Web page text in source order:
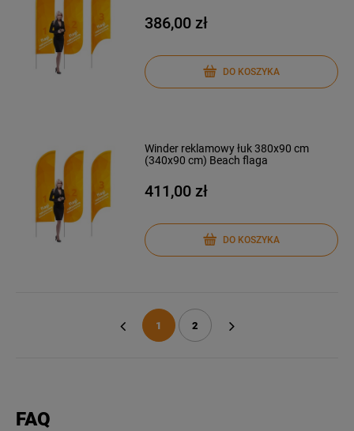
386,00 zł
DO KOSZYKA
Winder reklamowy łuk 380x90 cm
(340x90 cm) Beach flaga
411,00 zł
DO KOSZYKA
1 2
FAQ